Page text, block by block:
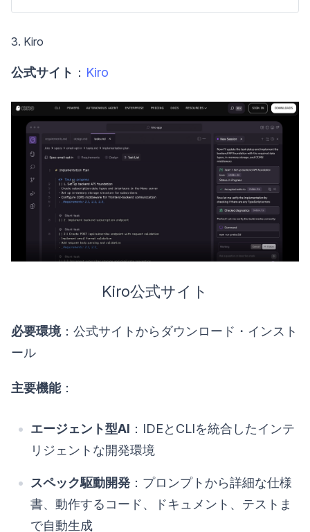
3. Kiro
公式サイト ： Kiro
Kiro公式サイト
必要環境：公式サイトからダウンロード・インスト
ール
主要機能：
エージェント型AI ：IDEとCLIを統合したインテ
リジェントな開発環境
スペック駆動開発 ：プロンプトから詳細な仕様
書、動作するコード、ドキュメント、テストま
で自動生成